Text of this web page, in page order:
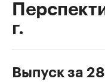
г.
Выпуск за